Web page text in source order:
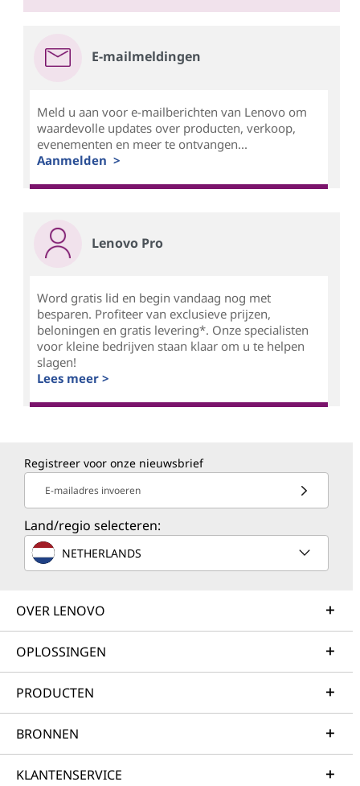
E-mailmeldingen
Meld u aan voor e-mailberichten van Lenovo om
waardevolle updates over producten, verkoop,
evenementen en meer te ontvangen...
Aanmelden >
Lenovo Pro
Word gratis lid en begin vandaag nog met
besparen. Profiteer van exclusieve prijzen,
beloningen en gratis levering*. Onze specialisten
voor kleine bedrijven staan klaar om u te helpen
slagen!
Lees meer >
Registreer voor onze nieuwsbrief
E-mailadres invoeren
Land/regio selecteren:
NETHERLANDS
OVER LENOVO
OPLOSSINGEN
PRODUCTEN
BRONNEN
KLANTENSERVICE